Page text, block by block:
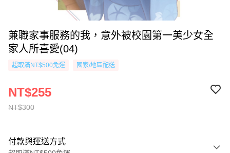
兼職家事服務的我，意外被校園第一美少女全
家人所喜愛(04)
超取滿NT$500免運 國家/地區配送
NT$300
NT$255
付款與運送方式